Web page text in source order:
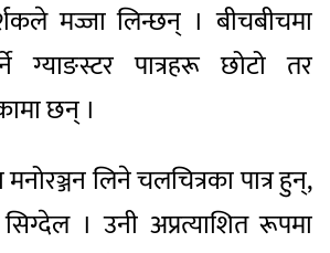
मज्जा लिन्छन् । बीचबीचमा
पात्रहरू छोटो तर
छन् ।
लिने चलचित्रका पात्र हुन्,
। उनी अप्रत्याशित रूपमा